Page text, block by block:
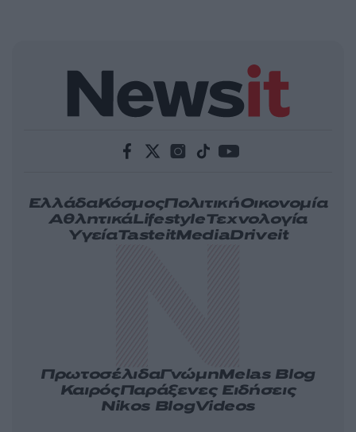
ΕλλάδαΚόσμοςΠολιτικήΟικονομία
ΑθλητικάLifestyleΤεχνολογία
ΥγείαTasteitMediaDriveit
ΠρωτοσέλιδαΓνώμηMelas Blog
ΚαιρόςΠαράξενες Ειδήσεις
Nikos BlogVideos